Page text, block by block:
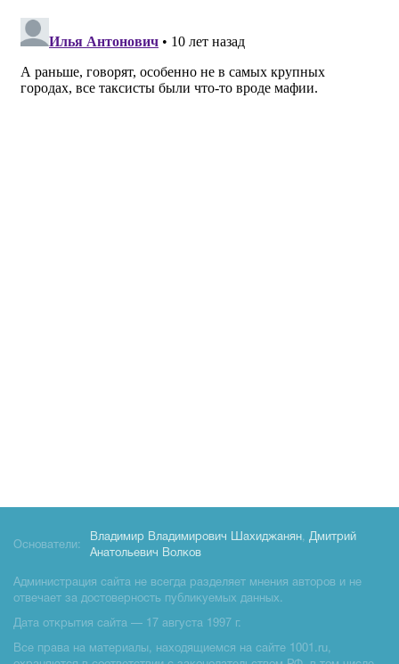
Основатели:
Владимир Владимирович Шахиджанян, Дмитрий
Анатольевич Волков
Администрация сайта не всегда разделяет мнения авторов и не
отвечает за достоверность публикуемых данных.
Дата открытия сайта — 17 августа 1997 г.
Все права на материалы, находящиемся на сайте 1001.ru,